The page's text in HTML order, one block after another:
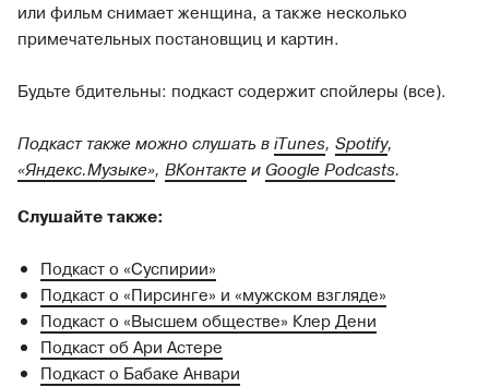
или фильм снимает женщина, а также несколько
примечательных постановщиц и картин.
Будьте бдительны: подкаст содержит спойлеры (все).
Подкаст также можно слушать вiTunes, Spotify,
«Яндекс.Музыке», ВКонтактеиGoogle Podcasts.
Слушайте также:
Подкаст о «Суспирии»
Подкаст о «Пирсинге» и «мужском взгляде»
Подкаст о «Высшем обществе» Клер Дени
Подкаст об Ари Астере
Подкаст о Бабаке Анвари